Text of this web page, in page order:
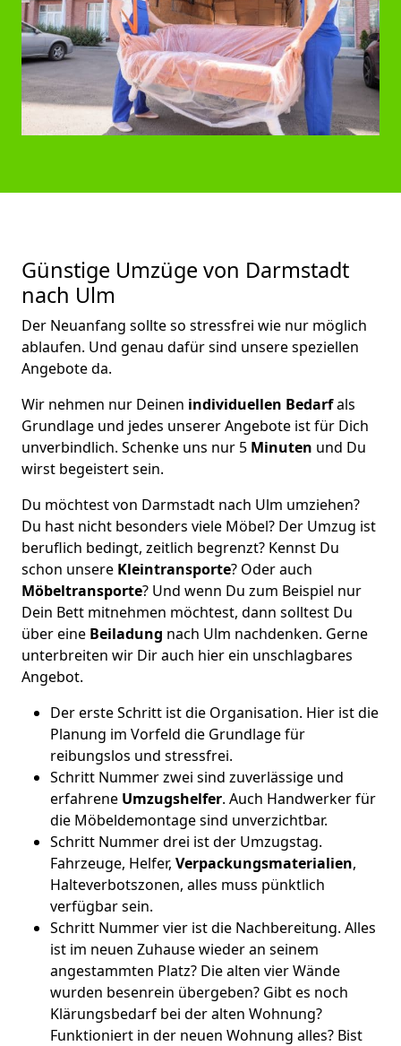
Günstige Umzüge von Darmstadt
nach Ulm
Der Neuanfang sollte so stressfrei wie nur möglich
ablaufen. Und genau dafür sind unsere speziellen
Angebote da.
Wir nehmen nur Deinen individuellen Bedarfals
Grundlage und jedes unserer Angebote ist für Dich
unverbindlich. Schenke uns nur 5 Minuten und Du
wirst begeistert sein.
Du möchtest von Darmstadt nach Ulm umziehen?
Du hast nicht besonders viele Möbel? Der Umzug ist
beruflich bedingt, zeitlich begrenzt? Kennst Du
schon unsere Kleintransporte? Oder auch
Möbeltransporte? Und wenn Du zum Beispiel nur
Dein Bett mitnehmen möchtest, dann solltest Du
über eine Beiladung nach Ulm nachdenken. Gerne
unterbreiten wir Dir auch hier ein unschlagbares
Angebot.
Der erste Schritt ist die Organisation. Hier ist die
Planung im Vorfeld die Grundlage für
reibungslos und stressfrei.
Schritt Nummer zwei sind zuverlässige und
erfahrene Umzugshelfer. Auch Handwerker für
die Möbeldemontage sind unverzichtbar.
Schritt Nummer drei ist der Umzugstag.
Fahrzeuge, Helfer, Verpackungsmaterialien,
Halteverbotszonen, alles muss pünktlich
verfügbar sein.
Schritt Nummer vier ist die Nachbereitung. Alles
ist im neuen Zuhause wieder an seinem
angestammten Platz? Die alten vier Wände
wurden besenrein übergeben? Gibt es noch
Klärungsbedarf bei der alten Wohnung?
Funktioniert in der neuen Wohnung alles? Bist